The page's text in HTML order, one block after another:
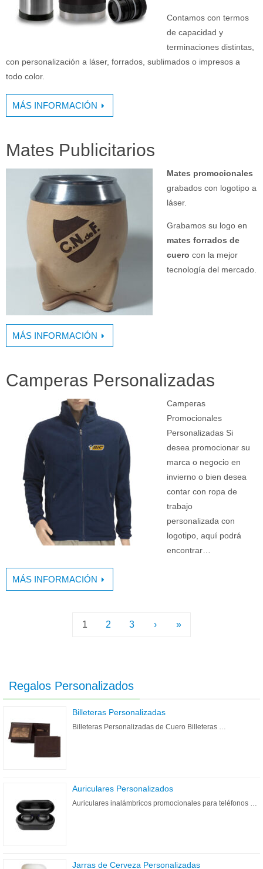
Contamos con termos
de capacidad y
terminaciones distintas,
con personalización a láser, forrados, sublimados o impresos a
todo color.
MÁS INFORMACIÓN
Mates Publicitarios
Mates promocionales
grabados con logotipo a
láser.
Grabamos su logo en
mates forrados de
cuero con la mejor
tecnología del mercado.
MÁS INFORMACIÓN
Camperas Personalizadas
Camperas
Promocionales
Personalizadas Si
desea promocionar su
marca o negocio en
invierno o bien desea
contar con ropa de
trabajo
personalizada con
logotipo, aquí podrá
encontrar…
MÁS INFORMACIÓN
1 2 3 › »
Regalos Personalizados
Billeteras Personalizadas
Billeteras Personalizadas de Cuero Billeteras …
Auriculares Personalizados
Auriculares inalámbricos promocionales para teléfonos …
Jarras de Cerveza Personalizadas